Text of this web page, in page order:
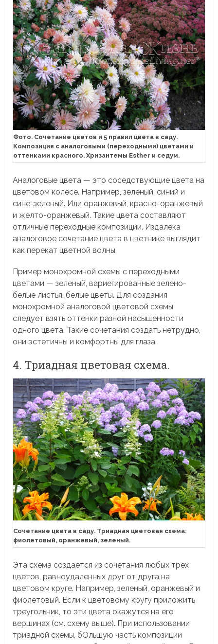
Фото. Сочетание цветов и 5 правил цвета в саду.
Композиция с аналоговыми (переходными) цветами и
оттенками красного. Хризантемы Esther и седум.
Аналоговые цвета — это соседствующие цвета на
цветовом колесе. Например, зеленый, синий и
сине-зеленый. Или оранжевый, красно-оранжевый
и желто-оранжевый. Такие цвета составляют
отличные переходные композиции. Издалека
аналоговое сочетание цвета в цветнике выглядит
как перекат цветной волны.
Пример монохромной схемы с переходными
цветами — зеленый, вариегированные зелено-
белые листья, белые цветы. Для создания
монохромной аналоговой цветовой схемы
следует взять оттенки разной насыщенности
одного цвета. Такие сочетания создать нетрудно,
они эстетичны и комфортны для глаза.
4. Триадная цветовая схема.
Сочетание цвета в саду. Триадная цветовая схема:
фиолетовый, оранжевый, зеленый.
Эта схема создается из сочетания любых трех
цветов, равноудаленных друг от друга на
цветовом круге. Например, зеленый, оранжевый и
фиолетовый. Если к цветовому кругу приложить
треугольник, то эти цвета окажутся на его
вершинах (см. схему выше). При использовании
триадной схемы, бОльшую часть композиции